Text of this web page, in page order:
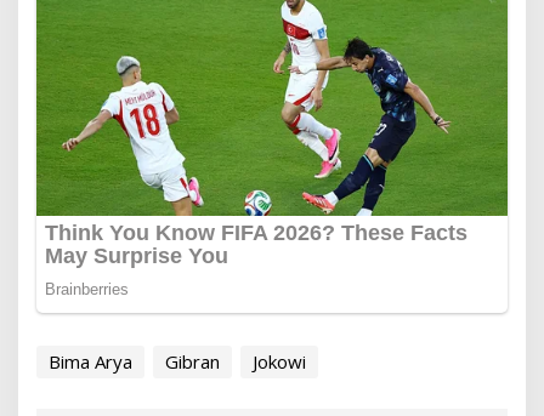
Bima Arya Gibran Jokowi